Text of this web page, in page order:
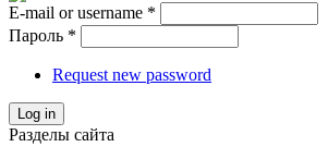
E-mail or username *
Пароль *
Request new password
Log in
Разделы сайта